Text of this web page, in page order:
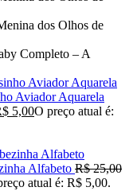
Completo – A
Aviador Aquarela
5,00O preço atual é:
Alfabeto R$25,00
atual é: R$ 5,00.